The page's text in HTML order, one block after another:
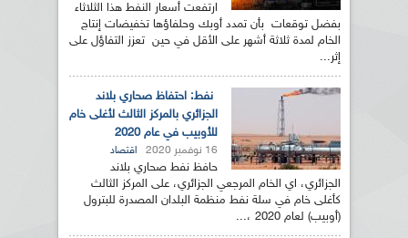
ارتفعت أسعار النفط هذا الثلاثاء
بفضل توقعات بأن تمدد أوبك وحلفاؤها تخفيضات إنتاج
الخام لمدة ثلاثة أشهر على الأقل في حين تعزز التفاؤل على
إثر...
نفط: احتفاظ صحاري بلاند
الجزائري بالمركز الثالث لأغلى خام
للأوبيب في عام 2020
16 نوفمبر 2020 اقتصاد
حافظ نفط صحاري بلاند
الجزائري، اي الخام المرجعي الجزائري، على المركز الثالث
كأغلى خام في سلة نفط منظمة البلدان المصدرة للبترول
(أوبيب) لعام 2020 ،...